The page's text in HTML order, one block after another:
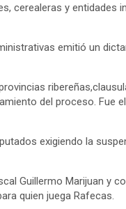
cerealeras y entidades
emitió un
del proceso. Fue
exigiendo la
Guillermo Marijuan y
quien juega Rafecas.